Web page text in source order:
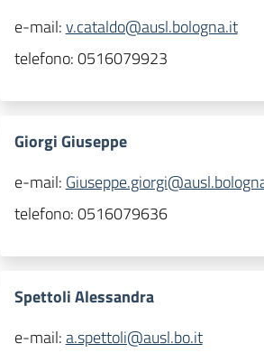
e-mail:v.cataldo@ausl.bologna.it
telefono:0516079923
Giorgi Giuseppe
e-mail:
telefono:0516079636
Spettoli Alessandra
e-mail:a.spettoli@ausl.bo.it